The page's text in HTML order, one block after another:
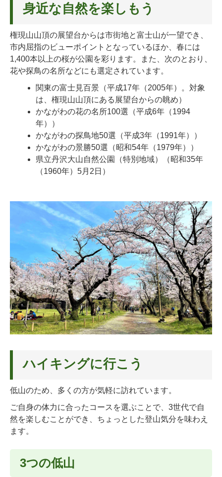
身近な自然を楽しもう
権現山山頂の展望台からは市街地と富士山が一望でき、
市内屈指のビューポイントとなっているほか、春には
1,400本以上の桜が公園を彩ります。また、次のとおり、
花や探鳥の名所などにも選定されています。
関東の富士見百景（平成17年（2005年）。対象
は、権現山山頂にある展望台からの眺め）
かながわの花の名所100選（平成6年（1994
年））
かながわの探鳥地50選（平成3年（1991年））
かながわの景勝50選（昭和54年（1979年））
県立丹沢大山自然公園（特別地域）（昭和35年
（1960年）5月2日）
ハイキングに行こう
低山のため、多くの方が気軽に訪れています。
ご自身の体力に合ったコースを選ぶことで、3世代で自
然を楽しむことができ、ちょっとした登山気分を味わえ
ます。
3つの低山